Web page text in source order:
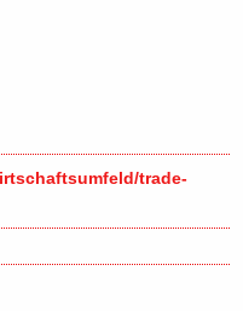
trade-